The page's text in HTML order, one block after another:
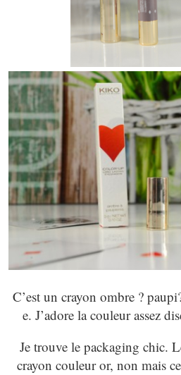
C’est un crayon ombre ?
e. J’adore la couleur assez
Je trouve le packaging chic.
crayon couleur or, non mais